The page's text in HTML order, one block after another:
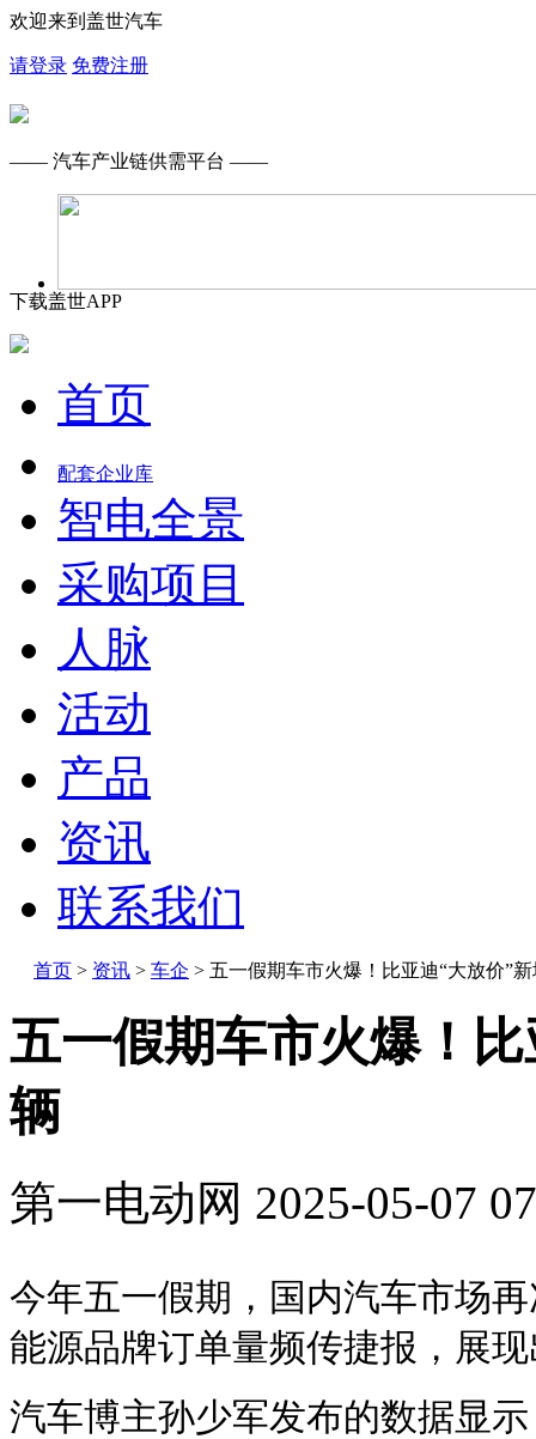
欢迎来到盖世汽车
请登录 免费注册
—— 汽车产业链供需平台 ——
下载盖世APP
首页
配套企业库
智电全景
采购项目
人脉
活动
产品
资讯
联系我们
首页 > 资讯 > 车企 > 五一假期车市火爆！比亚迪“大放价”
五一假期车市火爆！
辆
第一电动网 2025-05-07
今年五一假期，国内汽车市场
能源品牌订单量频传捷报，展
汽车博主孙少军发布的数据显